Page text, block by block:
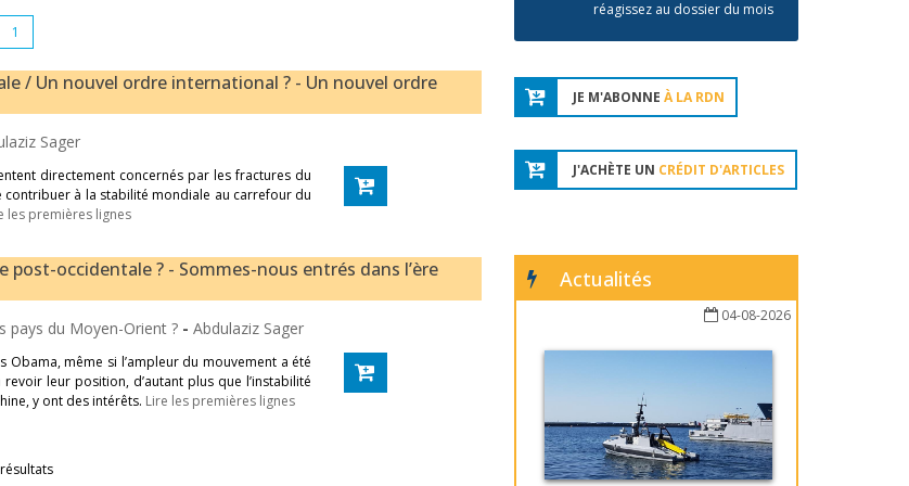
1
/ Un nouvel ordre international ? - Un nouvel ordre
Sager
directement concernés par les fractures du
contribuer à la stabilité mondiale au carrefour du
les premières lignes
post-occidentale ? - Sommes-nous entrés dans l’ère
pays du Moyen-Orient ? - Abdulaziz Sager
même si l’ampleur du mouvement a été
leur position, d’autant plus que l’instabilité
y ont des intérêts. Lire les premières lignes
réagissez au dossier du mois
JE M'ABONNE À LA RDN
J'ACHÈTE UN CRÉDIT D'ARTICLES
Actualités
04-08-2026